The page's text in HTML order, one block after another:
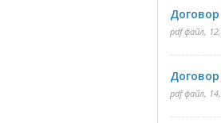
pdf файл,
pdf файл,